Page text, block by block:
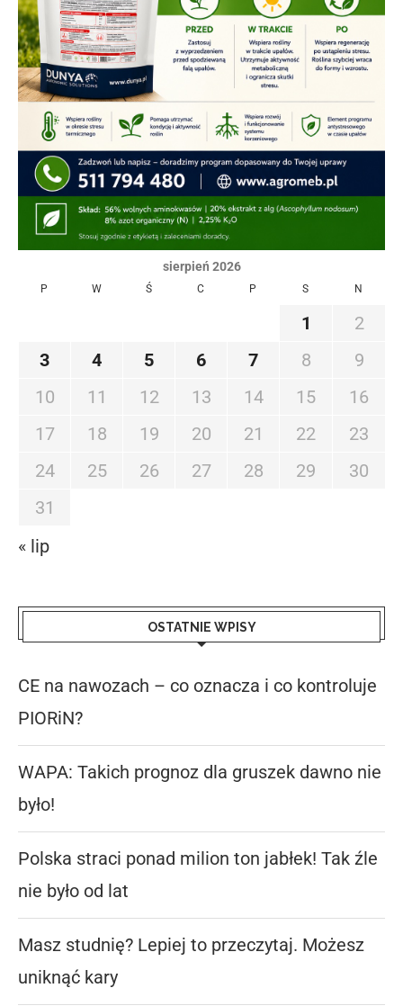
sierpień 2026
P W Ś C P S N
1
2
3
4 5 6 7 8
9
10
11 12 13 14 15
16
17
18 19 20 21 22
23
24
25 26 27 28 29
30
31
« lip
OSTATNIE WPISY
CE na nawozach – co oznacza i co kontroluje
PIORiN?
WAPA: Takich prognoz dla gruszek dawno nie
było!
Polska straci ponad milion ton jabłek! Tak źle
nie było od lat
Masz studnię? Lepiej to przeczytaj. Możesz
uniknąć kary